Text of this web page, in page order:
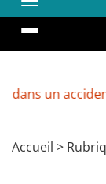
Accueil >